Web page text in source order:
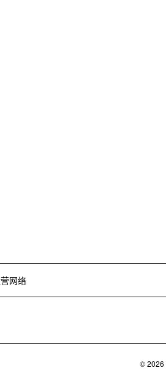
网络
©2026